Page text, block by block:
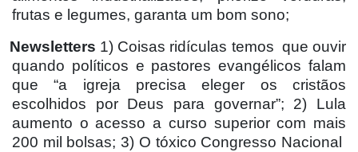
frutas e legumes, garanta um bom sono;
Newsletters 1) Coisas ridículas temos que ouvir
quando políticos e pastores evangélicos falam
que “a igreja precisa eleger os cristãos
escolhidos por Deus para governar”; 2) Lula
aumento o acesso a curso superior com mais
200 mil bolsas; 3) O tóxico Congresso Nacional